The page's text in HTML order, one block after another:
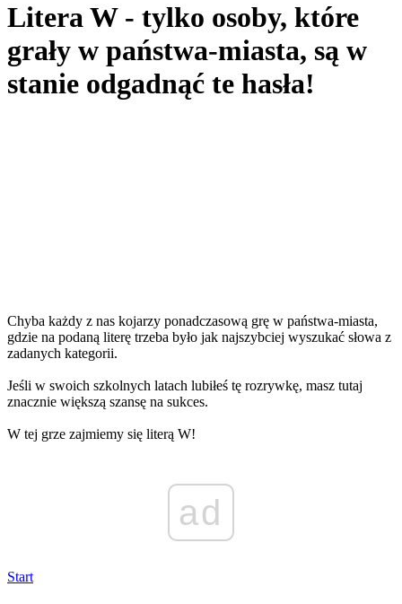
Litera W - tylko osoby, które
grały w państwa-miasta, są w
stanie odgadnąć te hasła!
Chyba każdy z nas kojarzy ponadczasową grę w państwa-miasta,
gdzie na podaną literę trzeba było jak najszybciej wyszukać słowa z
zadanych kategorii.
Jeśli w swoich szkolnych latach lubiłeś tę rozrywkę, masz tutaj
znacznie większą szansę na sukces.
W tej grze zajmiemy się literą W!
ad
Start